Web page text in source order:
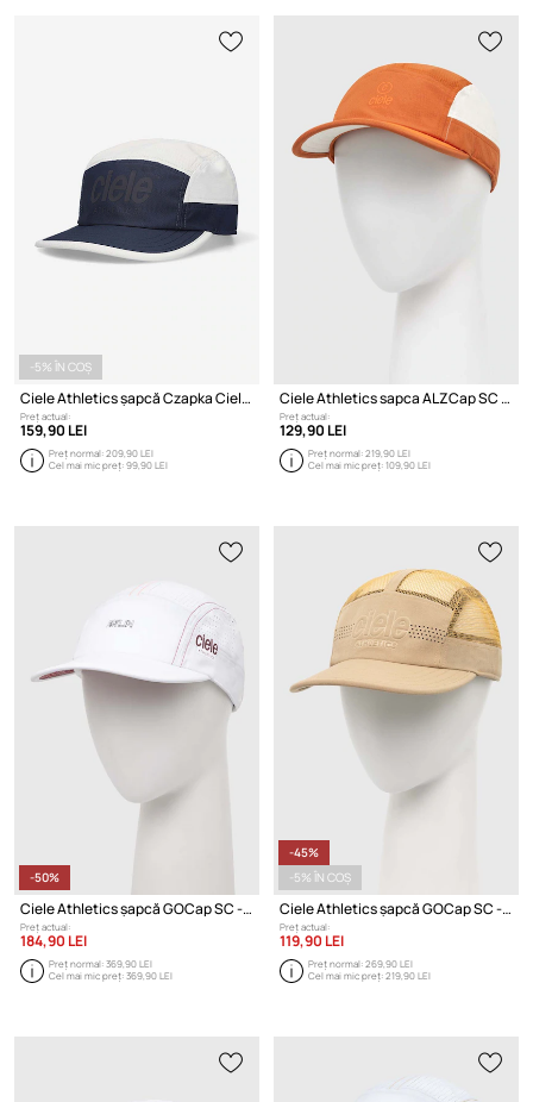
-5% ÎN COȘ
Ciele Athletics șapcă Czapka Ciele Athletics Gocap SC CLGCSCSA-NV001
Preț actual:
159,90 LEI
Preț normal:209,90 LEI
Cel mai mic preț:99,90 LEI
Ciele Athletics sapca ALZCap SC - C Plus
Preț actual:
129,90 LEI
Preț normal:219,90 LEI
Cel mai mic preț:109,90 LEI
-50%
Ciele Athletics șapcă GOCap SC - WWM
Preț actual:
184,90 LEI
Preț normal:369,90 LEI
Cel mai mic preț:369,90 LEI
-45%
-5% ÎN COȘ
Ciele Athletics șapcă GOCap SC - Vented Athletics
Preț actual:
119,90 LEI
Preț normal:269,90 LEI
Cel mai mic preț:219,90 LEI